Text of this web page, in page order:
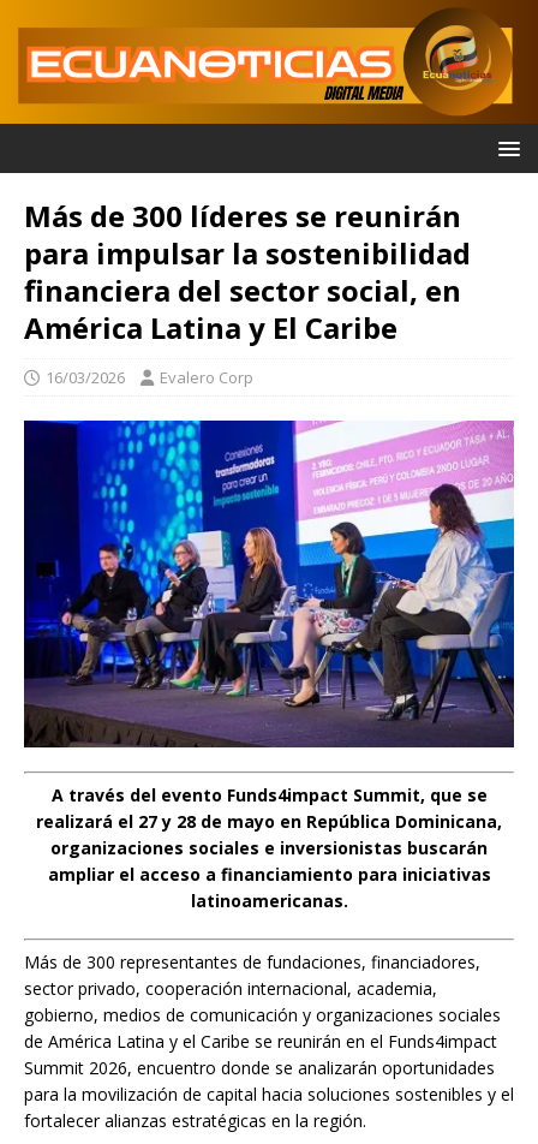
Más de 300 líderes se reunirán
para impulsar la sostenibilidad
financiera del sector social, en
América Latina y El Caribe
16/03/2026 Evalero Corp
A través del evento Funds4impact Summit, que se
realizará el 27 y 28 de mayo en República Dominicana,
organizaciones sociales e inversionistas buscarán
ampliar el acceso a financiamiento para iniciativas
latinoamericanas.
Más de 300 representantes de fundaciones, financiadores,
sector privado, cooperación internacional, academia,
gobierno, medios de comunicación y organizaciones sociales
de América Latina y el Caribe se reunirán en el Funds4impact
Summit 2026, encuentro donde se analizarán oportunidades
para la movilización de capital hacia soluciones sostenibles y el
fortalecer alianzas estratégicas en la región.